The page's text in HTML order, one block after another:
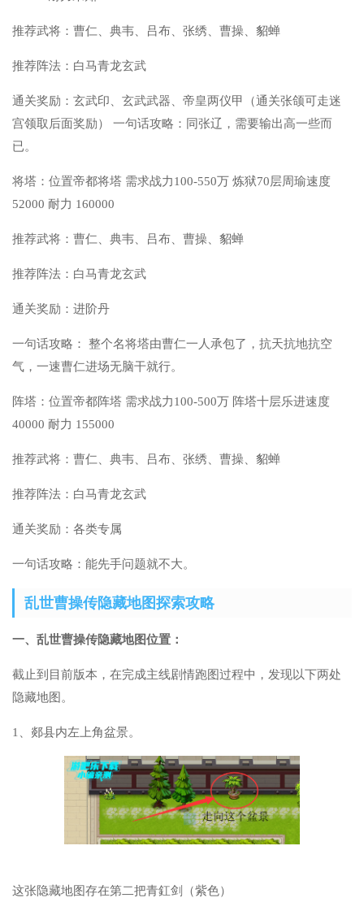
推荐武将：曹仁、典韦、吕布、张绣、曹操、貂蝉
推荐阵法：白马青龙玄武
通关奖励：玄武印、玄武武器、帝皇两仪甲（通关张颌可走迷
宫领取后面奖励） 一句话攻略：同张辽，需要输出高一些而
已。
将塔：位置帝都将塔 需求战力100-550万 炼狱70层周瑜速度
52000 耐力 160000
推荐武将：曹仁、典韦、吕布、曹操、貂蝉
推荐阵法：白马青龙玄武
通关奖励：进阶丹
一句话攻略： 整个名将塔由曹仁一人承包了，抗天抗地抗空
气，一速曹仁进场无脑干就行。
阵塔：位置帝都阵塔 需求战力100-500万 阵塔十层乐进速度
40000 耐力 155000
推荐武将：曹仁、典韦、吕布、张绣、曹操、貂蝉
推荐阵法：白马青龙玄武
通关奖励：各类专属
一句话攻略：能先手问题就不大。
乱世曹操传隐藏地图探索攻略
一、乱世曹操传隐藏地图位置：
截止到目前版本，在完成主线剧情跑图过程中，发现以下两处
隐藏地图。
1、郯县内左上角盆景。
这张隐藏地图存在第二把青釭剑（紫色）